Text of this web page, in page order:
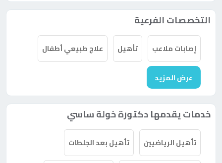
التخصصات الفرعية
إصابات ملاعب تأهيل علاج طبيعي أطفال
عرض المزيد
خدمات يقدمها دكتورة خولة ساسي
تأهيل الرياضيين تأهيل بعد الجلطات